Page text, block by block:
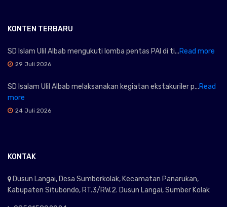
KONTEN TERBARU
SD Islam Ulil Albab mengukuti lomba pentas PAI di ti...Read more
29 Juli 2026
SD Isalam Ulil Albab melaksanakan kegiatan ekstakuriler p...Read
more
24 Juli 2026
KONTAK
Dusun Langai, Desa Sumberkolak, Kecamatan Panarukan,
Kabupaten Situbondo, RT.3/RW.2. Dusun Langai, Sumber Kolak